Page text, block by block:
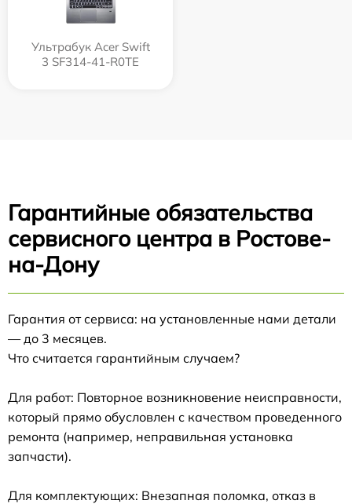
Ультрабук Acer Swift
3 SF314-41-R0TE
Гарантийные обязательства
сервисного центра в Ростове-
на-Дону
Гарантия от сервиса: на установленные нами детали
— до 3 месяцев.
Что считается гарантийным случаем?
Для работ: Повторное возникновение неисправности,
который прямо обусловлен с качеством проведенного
ремонта (например, неправильная установка
запчасти).
Для комплектующих: Внезапная поломка, отказ в